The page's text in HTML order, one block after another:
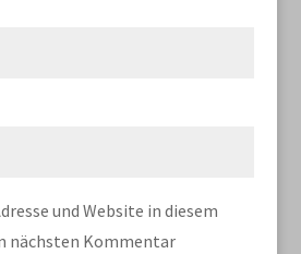
und Website in diesem
nächsten Kommentar